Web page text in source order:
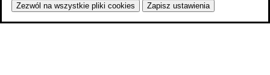
Zezwól na wszystkie pliki cookies Zapisz ustawienia